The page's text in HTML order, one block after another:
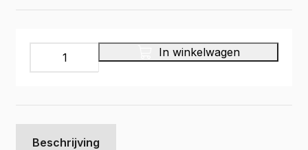
Deadlock,
niet
zelf
In winkelwagen
Beschrijving